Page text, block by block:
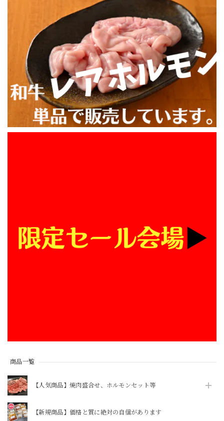
商品一覧
【人気商品】焼肉盛合せ、ホルモンセット等
【新規商品】価格と質に絶対の自信があります
お盆休みに食べる予定で注文しました。 発送も早く感謝し
ています。 食べるのが楽しみです。 またよろしくお願いし
ます。
2026/08/05
お盆休みに食べる予定で注文しました。 発送も早く感謝し
ています。 食べるのが楽しみです。 おまけのタンもありが
ています。 食べるのが楽しみです。 またよろしくお願いし
ます。
商品到着希望日時を間違えて注文してしまいました。LINE
で問い合わせしてみたところ、担当の方に迅速に対応してい
ただき、希望の日に受け取ることができました。また利用し
たいと思います。